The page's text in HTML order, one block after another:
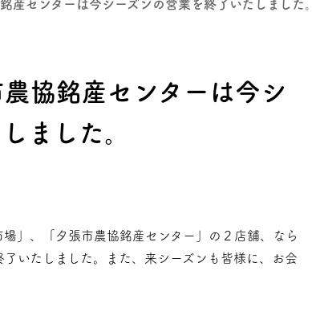
産センターは今シーズンの営業を終了いたしました。
協銘産センターは今シ
ました。
」、「夕張市農協銘産センター」の２店舗、なら
いたしました。また、来シーズンも皆様に、お会